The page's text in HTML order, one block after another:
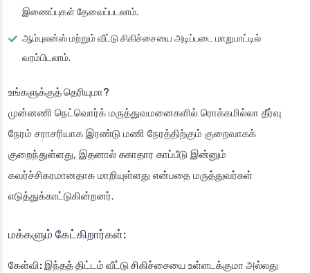
இணைப்புகள் தேவைப்படலாம்.
ஆம்புலன்ஸ் மற்றும் வீட்டு சிகிச்சையை அடிப்படை மாறுபாட்டில்
வரம்பிடலாம்.
உங்களுக்குத் தெரியுமா?
முன்னணி நெட்வொர்க் மருத்துவமனைகளில் ரொக்கமில்லா தீர்வு
நேரம் சராசரியாக இரண்டு மணி நேரத்திற்கும் குறைவாகக்
குறைந்துள்ளது, இதனால் சுகாதார காப்பீடு இன்னும்
கவர்ச்சிகரமானதாக மாறியுள்ளது என்பதை மருத்துவர்கள்
எடுத்துக்காட்டுகின்றனர்.
மக்களும் கேட்கிறார்கள்:
கேள்வி: இந்தத் திட்டம் வீட்டு சிகிச்சையை உள்ளடக்குமா அல்லது